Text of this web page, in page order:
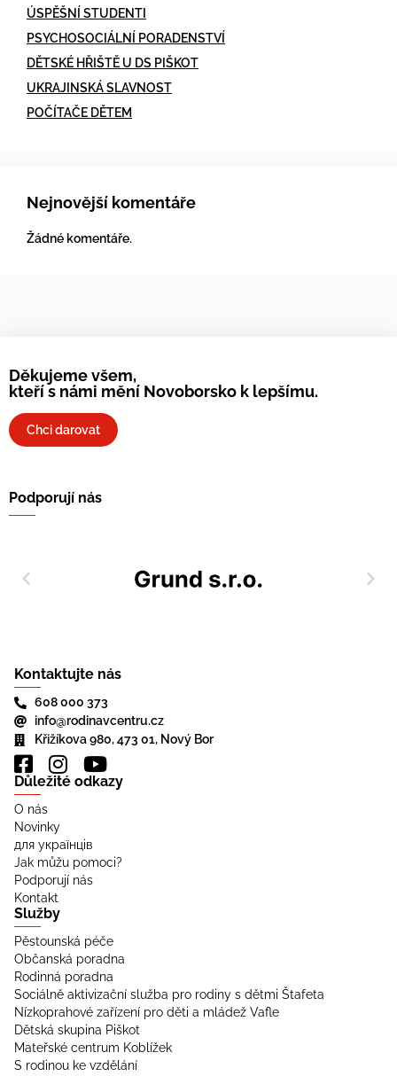
ÚSPĚŠNÍ STUDENTI
PSYCHOSOCIÁLNÍ PORADENSTVÍ
DĚTSKÉ HŘIŠTĚ U DS PIŠKOT
UKRAJINSKÁ SLAVNOST
POČÍTAČE DĚTEM
Nejnovější komentáře
Žádné komentáře.
Děkujeme všem,
kteří s námi mění Novoborsko k lepšímu.
Chci darovat
Podporují nás
Kontaktujte nás
608 000 373
info@rodinavcentru.cz
Křižíkova 980, 473 01, Nový Bor
Důležité odkazy
O nás
Novinky
для українців
Jak můžu pomoci?
Podporují nás
Kontakt
Služby
Pěstounská péče
Občanská poradna
Rodinná poradna
Sociálně aktivizační služba pro rodiny s dětmi Štafeta
Nízkoprahové zařízení pro děti a mládež Vafle
Dětská skupina Piškot
Mateřské centrum Koblížek
S rodinou ke vzdělání